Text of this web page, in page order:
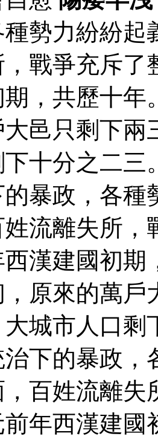
勢力紛紛
戰爭充斥了
，共歷十年
邑只剩下
下十分之二三
暴政，各種
流離失所
漢建國初期
，原來的萬
城市人口
下的暴政，
百姓流離失
年西漢建